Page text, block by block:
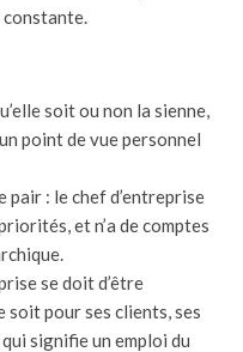
soit ou non la sienne,
point de vue personnel
: le chef d’entreprise
et n’a de comptes
se doit d’être
soit pour ses clients, ses
signifie un emploi du